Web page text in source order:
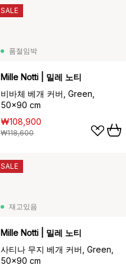
품절임박
Mille Notti | 밀레 노티
비바체 베개 커버, Green,
50x90 cm
₩108,900
₩118,600
SALE
재고있음
Mille Notti | 밀레 노티
사티나 무지 베개 커버, Green,
50x90 cm
SALE